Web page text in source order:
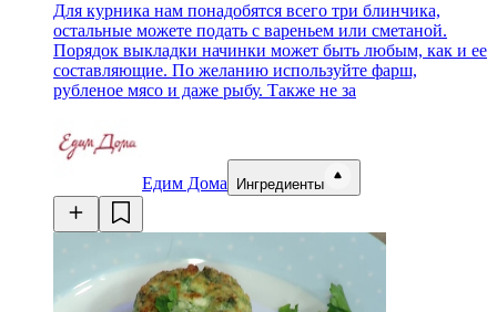
Для курника нам понадобятся всего три блинчика,
остальные можете подать с вареньем или сметаной.
Порядок выкладки начинки может быть любым, как и ее
составляющие. По желанию используйте фарш,
рубленое мясо и даже рыбу. Также не за
Едим Дома Ингредиенты